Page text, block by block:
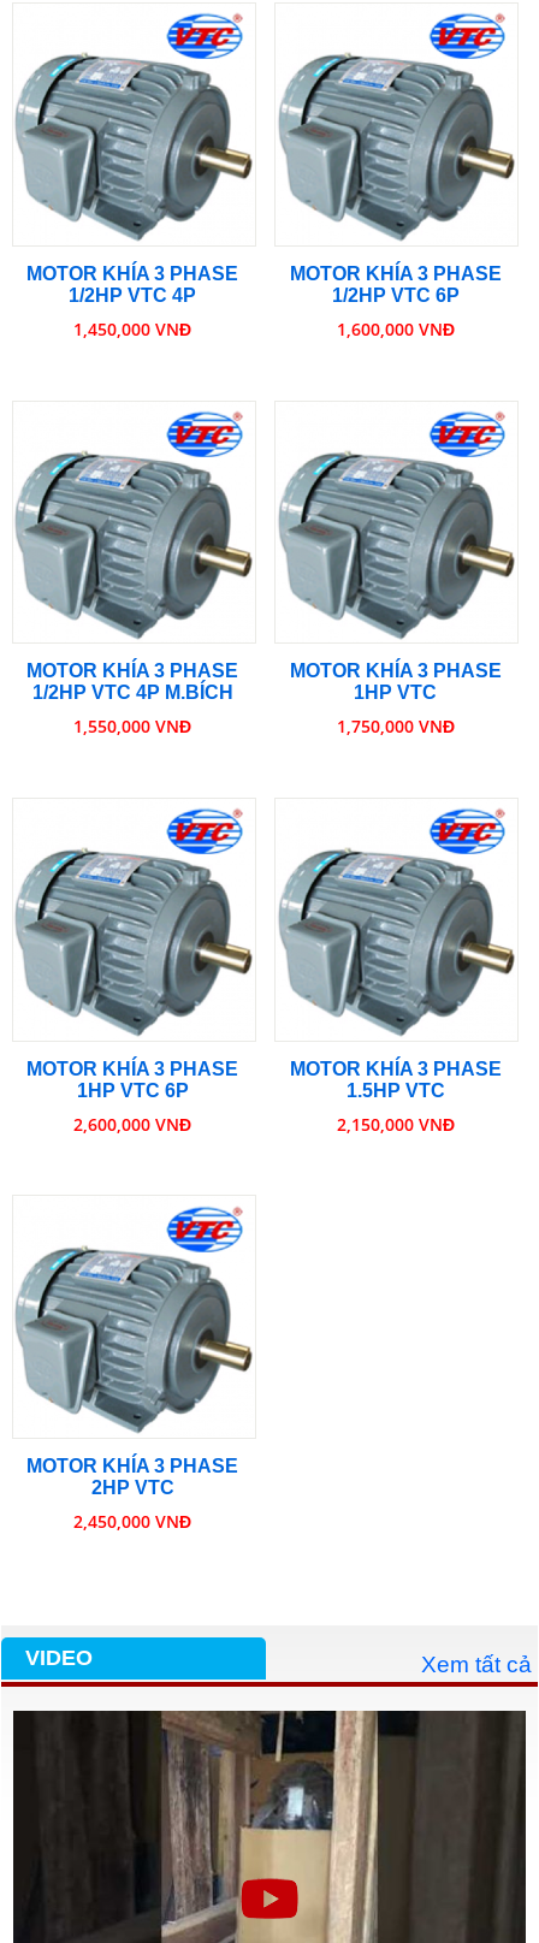
MOTOR KHÍA 3 PHASE
1/2HP VTC 4P
1,450,000 VNĐ
MOTOR KHÍA 3 PHASE
1/2HP VTC 6P
1,600,000 VNĐ
MOTOR KHÍA 3 PHASE
1/2HP VTC 4P M.BÍCH
1,550,000 VNĐ
MOTOR KHÍA 3 PHASE
1HP VTC
1,750,000 VNĐ
MOTOR KHÍA 3 PHASE
1HP VTC 6P
2,600,000 VNĐ
MOTOR KHÍA 3 PHASE
1.5HP VTC
2,150,000 VNĐ
MOTOR KHÍA 3 PHASE
2HP VTC
2,450,000 VNĐ
VIDEO Xem tất cả